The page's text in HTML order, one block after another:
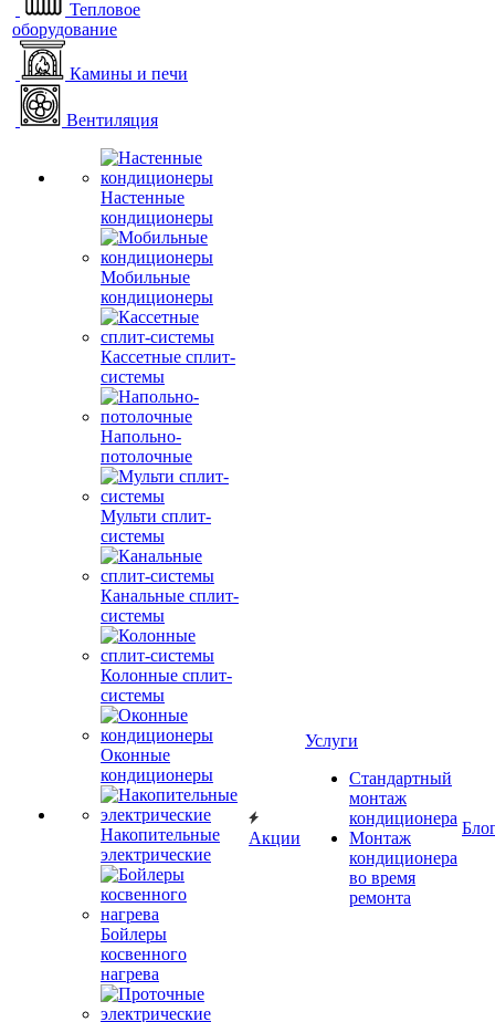
Тепловое
оборудование
Камины и печи
Вентиляция
Настенные
кондиционеры
Мобильные
кондиционеры
Кассетные сплит-
системы
Напольно-
потолочные
Мульти сплит-
системы
Канальные сплит-
системы
Колонные сплит-
системы
Оконные
кондиционеры
Накопительные
электрические
Бойлеры
косвенного
нагрева
Акции
Услуги
Стандартный
монтаж
кондиционера
Монтаж
кондиционера
во время
ремонта